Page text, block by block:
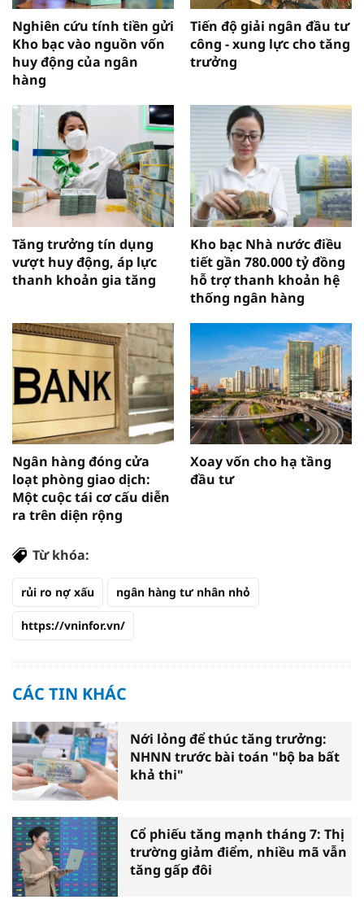
Nghiên cứu tính tiền gửi
Kho bạc vào nguồn vốn
huy động của ngân
hàng
Tiến độ giải ngân đầu tư
công - xung lực cho tăng
trưởng
Tăng trưởng tín dụng
vượt huy động, áp lực
thanh khoản gia tăng
Kho bạc Nhà nước điều
tiết gần 780.000 tỷ đồng
hỗ trợ thanh khoản hệ
thống ngân hàng
Ngân hàng đóng cửa
loạt phòng giao dịch:
Một cuộc tái cơ cấu diễn
ra trên diện rộng
Xoay vốn cho hạ tầng
đầu tư
Từ khóa:
rủi ro nợ xấu ngân hàng tư nhân nhỏ
https://vninfor.vn/
CÁC TIN KHÁC
Nới lỏng để thúc tăng trưởng:
NHNN trước bài toán "bộ ba bất
khả thi"
Cổ phiếu tăng mạnh tháng 7: Thị
trường giảm điểm, nhiều mã vẫn
tăng gấp đôi